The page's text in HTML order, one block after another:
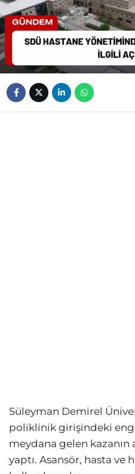
Süleyman Demirel
poliklinik girişindeki
meydana gelen kazanın
yaptı. Asansör, hasta ve